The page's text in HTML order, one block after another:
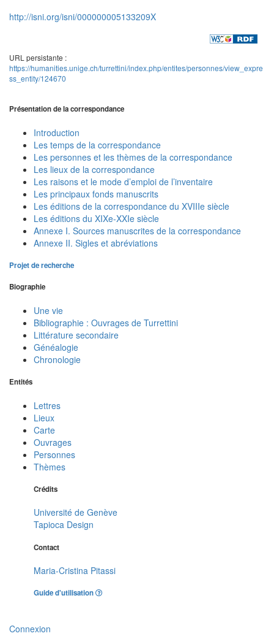
http://isni.org/isni/000000005133209X
URL persistante :
https://humanities.unige.ch/turrettini/index.php/entites/personnes/view_expre
ss_entity/124670
Présentation de la correspondance
Introduction
Les temps de la correspondance
Les personnes et les thèmes de la correspondance
Les lieux de la correspondance
Les raisons et le mode d’emploi de l’inventaire
Les principaux fonds manuscrits
Les éditions de la correspondance du XVIIIe siècle
Les éditions du XIXe-XXIe siècle
Annexe I. Sources manuscrites de la correspondance
Annexe II. Sigles et abréviations
Projet de recherche
Biographie
Une vie
Bibliographie : Ouvrages de Turrettini
Littérature secondaire
Généalogie
Chronologie
Entités
Lettres
Lieux
Carte
Ouvrages
Personnes
Thèmes
Crédits
Université de Genève
Tapioca Design
Contact
Maria-Cristina Pitassi
Guide d'utilisation
Connexion